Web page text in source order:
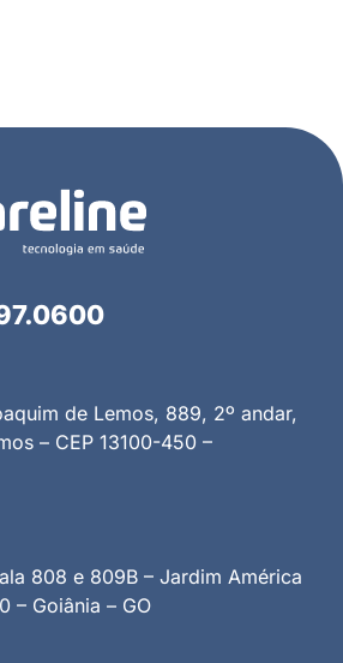
de Lemos, 889, 2º andar,
– CEP 13100-450 –
808 e 809B – Jardim América
– Goiânia – GO